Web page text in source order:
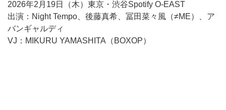
2026年2月19日（木）東京・渋谷Spotify O-EAST
出演：Night Tempo、後藤真希、冨田菜々風（≠ME）、ア
バンギャルディ
VJ：MIKURU YAMASHITA（BOXOP）